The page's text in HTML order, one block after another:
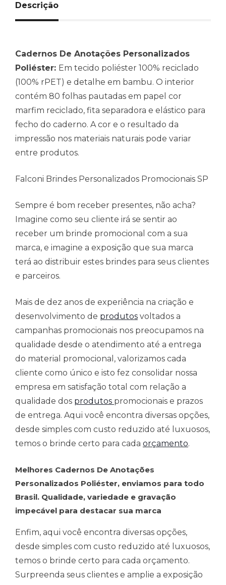
Descrição
Cadernos De Anotações Personalizados
Poliéster: Em tecido poliéster 100% reciclado
(100% rPET) e detalhe em bambu. O interior
contém 80 folhas pautadas em papel cor
marfim reciclado, fita separadora e elástico para
fecho do caderno. A cor e o resultado da
impressão nos materiais naturais pode variar
entre produtos.
Falconi Brindes Personalizados Promocionais SP
Sempre é bom receber presentes, não acha?
Imagine como seu cliente irá se sentir ao
receber um brinde promocional com a sua
marca, e imagine a exposição que sua marca
terá ao distribuir estes brindes para seus clientes
e parceiros.
Mais de dez anos de experiência na criação e
desenvolvimento de produtos voltados a
campanhas promocionais nos preocupamos na
qualidade desde o atendimento até a entrega
do material promocional, valorizamos cada
cliente como único e isto fez consolidar nossa
empresa em satisfação total com relação a
qualidade dos produtos promocionais e prazos
de entrega. Aqui você encontra diversas opções,
desde simples com custo reduzido até luxuosos,
temos o brinde certo para cada orçamento.
Melhores Cadernos De Anotações
Personalizados Poliéster, enviamos para todo
Brasil. Qualidade, variedade e gravação
impecável para destacar sua marca
Enfim, aqui você encontra diversas opções,
desde simples com custo reduzido até luxuosos,
temos o brinde certo para cada orçamento.
Surpreenda seus clientes e amplie a exposição